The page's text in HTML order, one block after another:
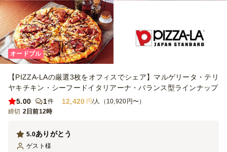
オードブル
【PIZZA-LAの厳選3枚をオフィスでシェア】マルゲリータ・テリ
ヤキチキン・シーフードイタリアーナ・バランス型ラインナップ
5.00
1件 12,420 円/人（10,920円〜）
締切 2日前12時
ありがとう
5.0
ゲスト 様